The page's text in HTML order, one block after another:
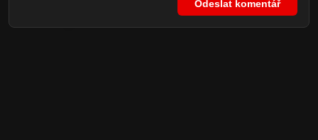
Odeslat komentář